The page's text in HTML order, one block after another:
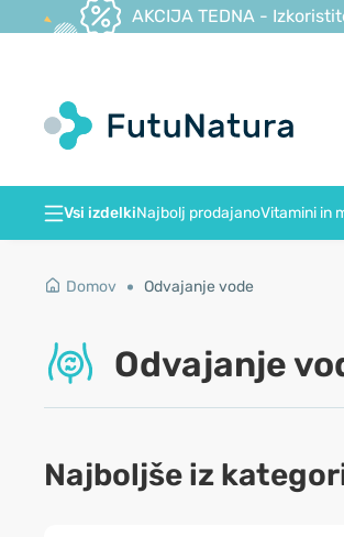
AKCIJA TEDNA -
Vsi izdelkiNajbolj prodajanoVitamini in
Domov Odvajanje vode
Odvajanje
Najboljše iz